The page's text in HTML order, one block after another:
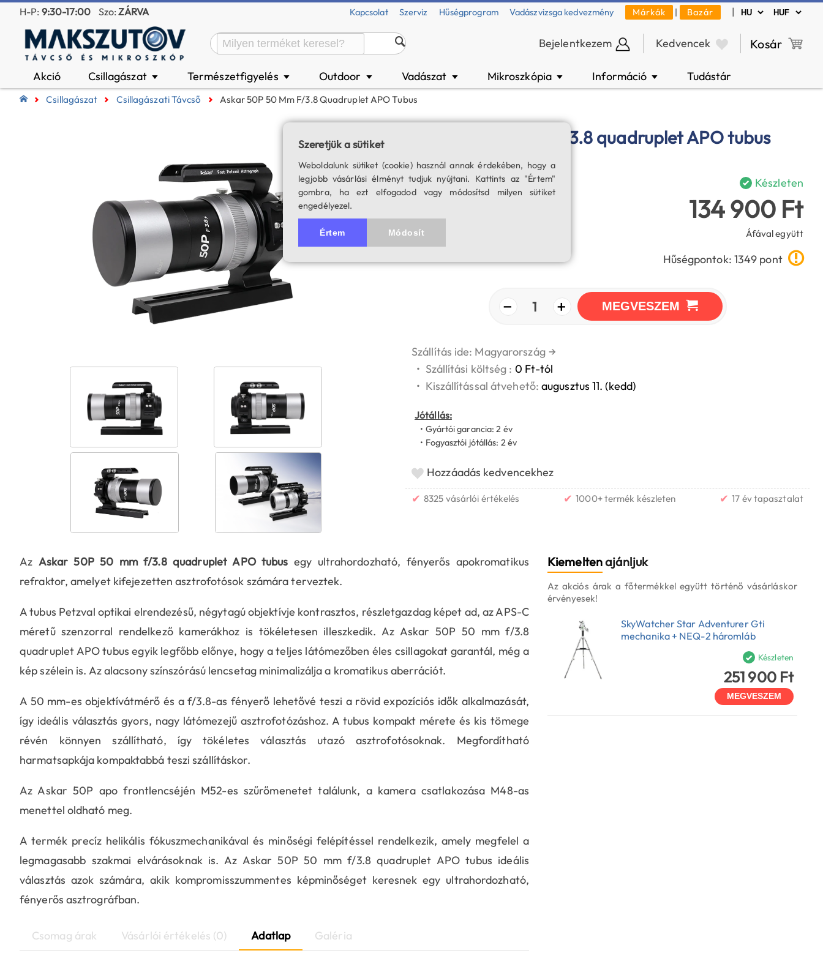
H-P: 9:30-17:00 Szo:ZÁRVA Kapcsolat Szerviz Hűségprogram Vadászvizsga kedvezmény Márkák | Bazár |
Bejelentkezem Kedvencek Kosár
Akció Csillagászat ▼ Természetfigyelés ▼ Outdoor ▼ Vadászat ▼ Mikroszkópia ▼ Információ ▼ Tudástár
Csillagászat Csillagászati Távcső Askar 50P 50 Mm F/3.8 Quadruplet APO Tubus
Askar 50P 50 mm f/3.8 quadruplet APO tubus
Készleten
134 900 Ft
Áfával együtt
Hűségpontok: 1349 pont
− 1 + MEGVESZEM
Szállítás ide: Magyarország →
• Szállítási költség : 0 Ft-tól
• Kiszállítással átvehető:augusztus 11. (kedd)
Jótállás:
• Gyártói garancia: 2 év
• Fogyasztói jótállás: 2 év
Hozzáadás kedvencekhez
✔ 8325 vásárlói értékelés ✔ 1000+ termék készleten ✔ 17 év tapasztalat
Az Askar 50P 50 mm f/3.8 quadruplet APO tubus egy ultrahordozható, fényerős apokromatikus
refraktor, amelyet kifejezetten asztrofotósok számára terveztek.
A tubus Petzval optikai elrendezésű, négytagú objektívje kontrasztos, részletgazdag képet ad, az APS-C
méretű szenzorral rendelkező kamerákhoz is tökéletesen illeszkedik. Az Askar 50P 50 mm f/3.8
quadruplet APO tubus egyik legfőbb előnye, hogy a teljes látómezőben éles csillagokat garantál, még a
kép szélein is. Az alacsony színszórású lencsetag minimalizálja a kromatikus aberrációt.
A 50 mm-es objektívátmérő és a f/3.8-as fényerő lehetővé teszi a rövid expozíciós idők alkalmazását,
így ideális választás gyors, nagy látómezejű asztrofotózáshoz. A tubus kompakt mérete és kis tömege
révén könnyen szállítható, így tökéletes választás utazó asztrofotósoknak. Megfordítható
harmatsapkája kompaktabbá teszi szállításkor.
Az Askar 50P apo frontlencséjén M52-es szűrőmenetet találunk, a kamera csatlakozása M48-as
menettel oldható meg.
A termék precíz helikális fókuszmechanikával és minőségi felépítéssel rendelkezik, amely megfelel a
legmagasabb szakmai elvárásoknak is. Az Askar 50P 50 mm f/3.8 quadruplet APO tubus ideális
választás azok számára, akik kompromisszummentes képminőséget keresnek egy ultrahordozható,
fényerős asztrográfban.
Csomag árak Vásárlói értékelés (0) Adatlap Galéria
Kiemeltenajánljuk
Az akciós árak a főtermékkel együtt történő vásárláskor
érvényesek!
SkyWatcher Star Adventurer Gti
mechanika + NEQ-2 háromláb
Készleten
251 900 Ft
MEGVESZEM
Szeretjük a sütiket
Weboldalunk sütiket (cookie) használ annak érdekében, hogy a
legjobb vásárlási élményt tudjuk nyújtani. Kattints az "Értem"
gombra, ha ezt elfogadod vagy módosítsd milyen sütiket
engedélyezel.
Értem Módosít